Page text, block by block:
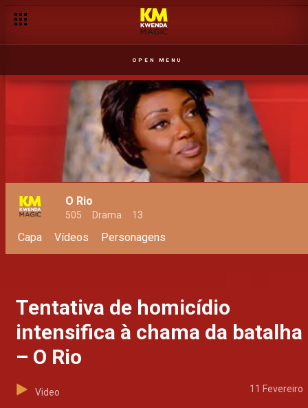
OPEN MENU
O Rio
505 Drama 13
Capa Vídeos Personagens
Tentativa de homicídio
intensifica à chama da batalha
– O Rio
Video 11 Fevereiro